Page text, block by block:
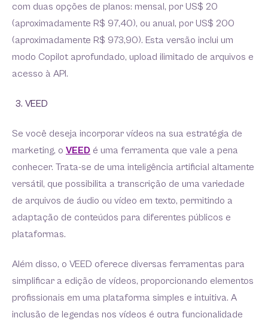
com duas opções de planos: mensal, por US$ 20
(aproximadamente R$ 97,40), ou anual, por US$ 200
(aproximadamente R$ 973,90). Esta versão inclui um
modo Copilot aprofundado, upload ilimitado de arquivos e
acesso à API.
VEED
Se você deseja incorporar vídeos na sua estratégia de
marketing, o VEED é uma ferramenta que vale a pena
conhecer. Trata-se de uma inteligência artificial altamente
versátil, que possibilita a transcrição de uma variedade
de arquivos de áudio ou vídeo em texto, permitindo a
adaptação de conteúdos para diferentes públicos e
plataformas.
Além disso, o VEED oferece diversas ferramentas para
simplificar a edição de vídeos, proporcionando elementos
profissionais em uma plataforma simples e intuitiva. A
inclusão de legendas nos vídeos é outra funcionalidade